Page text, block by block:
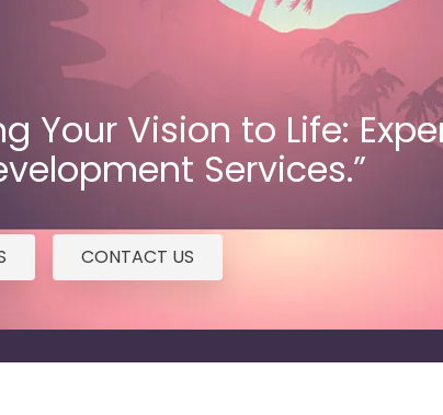
Your Vision to Life:
Services.”
CONTACT US